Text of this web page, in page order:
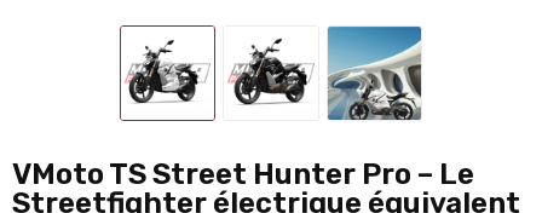
VMoto TS Street Hunter Pro – Le
Streetfighter électrique équivalent